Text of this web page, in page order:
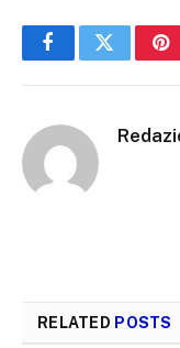
FacebookTwitter
RELATED POSTS